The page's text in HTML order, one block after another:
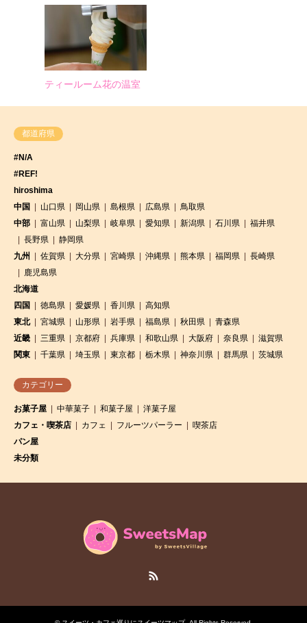
ティールーム花の温室
都道府県
#N/A
#REF!
hiroshima
中国
山口県 岡山県 島根県 広島県
鳥取県
中部
富山県 山梨県 岐阜県 愛知県 新潟県 石川県
福井県
長野県
静岡県
九州
佐賀県 大分県 宮崎県 沖縄県 熊本県 福岡県
長崎県
鹿児島県
北海道
四国
徳島県 愛媛県 香川県
高知県
東北
宮城県 山形県 岩手県 福島県 秋田県
青森県
近畿
三重県 京都府 兵庫県 和歌山県 大阪府 奈良県
滋賀県
関東
千葉県 埼玉県 東京都 栃木県 神奈川県 群馬県 茨城県
カテゴリー
お菓子屋 中華菓子 和菓子屋
洋菓子屋
カフェ・喫茶店
カフェ フルーツパーラー
喫茶店
パン屋
未分類